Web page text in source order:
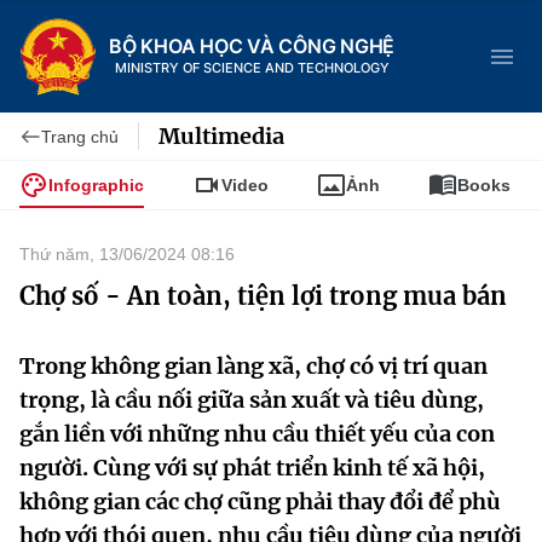
BỘ KHOA HỌC VÀ CÔNG NGHỆ
MINISTRY OF SCIENCE AND TECHNOLOGY
Trang chủ
Chức năng nhiệm vụ
Cơ cấu tổ chức
Lịch sử phát triển
Tin tức sự kiện
Khoa học và Công nghệ
Đổi mới sáng tạo
Dịch vụ công
Hệ thống văn bản
Trang chủ Multimedia
Infographic Video Ảnh Books
Thứ năm, 13/06/2024 08:16
Chợ số - An toàn, tiện lợi trong mua bán
Trong không gian làng xã, chợ có vị trí quan
trọng, là cầu nối giữa sản xuất và tiêu dùng,
gắn liền với những nhu cầu thiết yếu của con
người. Cùng với sự phát triển kinh tế xã hội,
không gian các chợ cũng phải thay đổi để phù
hợp với thói quen, nhu cầu tiêu dùng của người